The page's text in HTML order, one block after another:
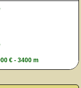
€ - 3400 m